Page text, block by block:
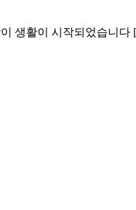
생활이 시작되었습니다